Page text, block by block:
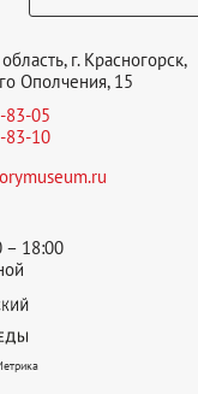
г. Красногорск,
Ополчения, 15
83-05
83-10
– 18:00